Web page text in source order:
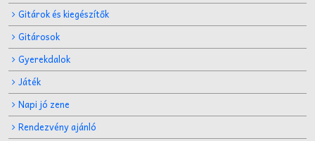
Gitárok és kiegészítők
Gitárosok
Gyerekdalok
Játék
Napi jó zene
Rendezvény ajánló